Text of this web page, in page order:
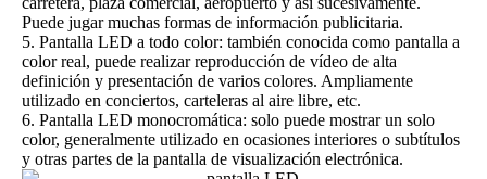
Puede jugar muchas formas de información publicitaria.
5. Pantalla LED a todo color: también conocida como pantalla a
color real, puede realizar reproducción de vídeo de alta
definición y presentación de varios colores. Ampliamente
utilizado en conciertos, carteleras al aire libre, etc.
6. Pantalla LED monocromática: solo puede mostrar un solo
color, generalmente utilizado en ocasiones interiores o subtítulos
y otras partes de la pantalla de visualización electrónica.